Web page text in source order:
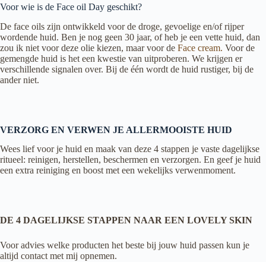
Voor wie is de Face oil Day geschikt?
De face oils zijn ontwikkeld voor de droge, gevoelige en/of rijper
wordende huid. Ben je nog geen 30 jaar, of heb je een vette huid, dan
zou ik niet voor deze olie kiezen, maar voor de Face cream. Voor de
gemengde huid is het een kwestie van uitproberen. We krijgen er
verschillende signalen over. Bij de één wordt de huid rustiger, bij de
ander niet.
VERZORG EN VERWEN JE ALLERMOOISTE HUID
Wees lief voor je huid en maak van deze 4 stappen je vaste dagelijkse
ritueel: reinigen, herstellen, beschermen en verzorgen. En geef je huid
een extra reiniging en boost met een wekelijks verwenmoment.
DE 4 DAGELIJKSE STAPPEN NAAR EEN LOVELY SKIN
Voor advies welke producten het beste bij jouw huid passen kun je
altijd contact met mij opnemen.